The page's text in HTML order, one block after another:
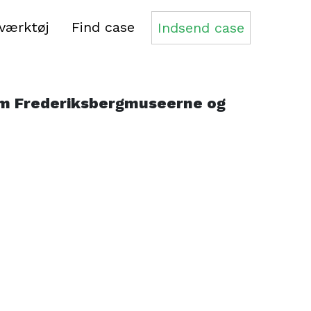
Find case Indsend case
i
Frederiksbergmuseerne og